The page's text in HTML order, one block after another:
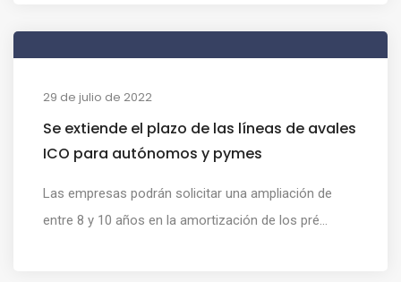
29 de julio de 2022
Se extiende el plazo de las líneas de avales
ICO para autónomos y pymes
Las empresas podrán solicitar una ampliación de
entre 8 y 10 años en la amortización de los pré...